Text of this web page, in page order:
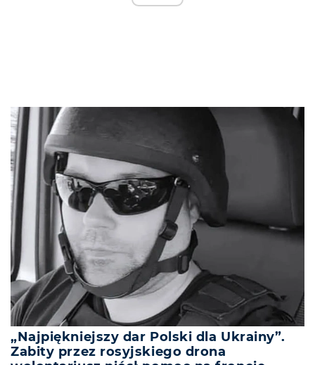
„Najpiękniejszy dar Polski dla Ukrainy”.
Zabity przez rosyjskiego drona